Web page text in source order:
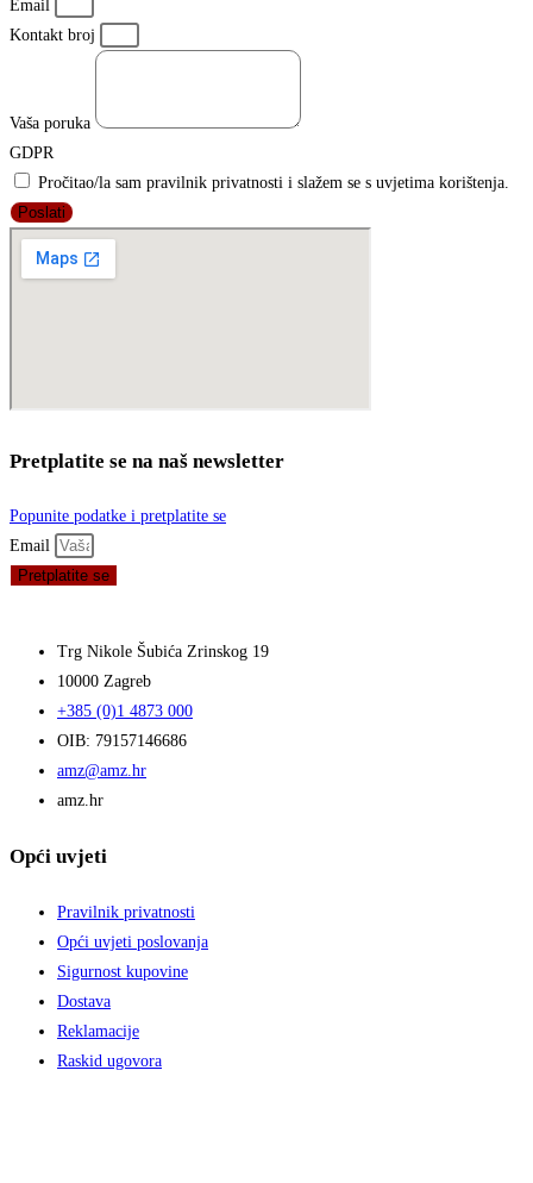
Email
Kontakt broj
Vaša poruka
GDPR
Pročitao/la sam pravilnik privatnosti i slažem se s uvjetima korištenja.
Poslati
Pretplatite se na naš newsletter
Popunite podatke i pretplatite se
Email
Pretplatite se
Trg Nikole Šubića Zrinskog 19
10000 Zagreb
+385 (0)1 4873 000
OIB: 79157146686
amz@amz.hr
amz.hr
Opći uvjeti
Pravilnik privatnosti
Opći uvjeti poslovanja
Sigurnost kupovine
Dostava
Reklamacije
Raskid ugovora